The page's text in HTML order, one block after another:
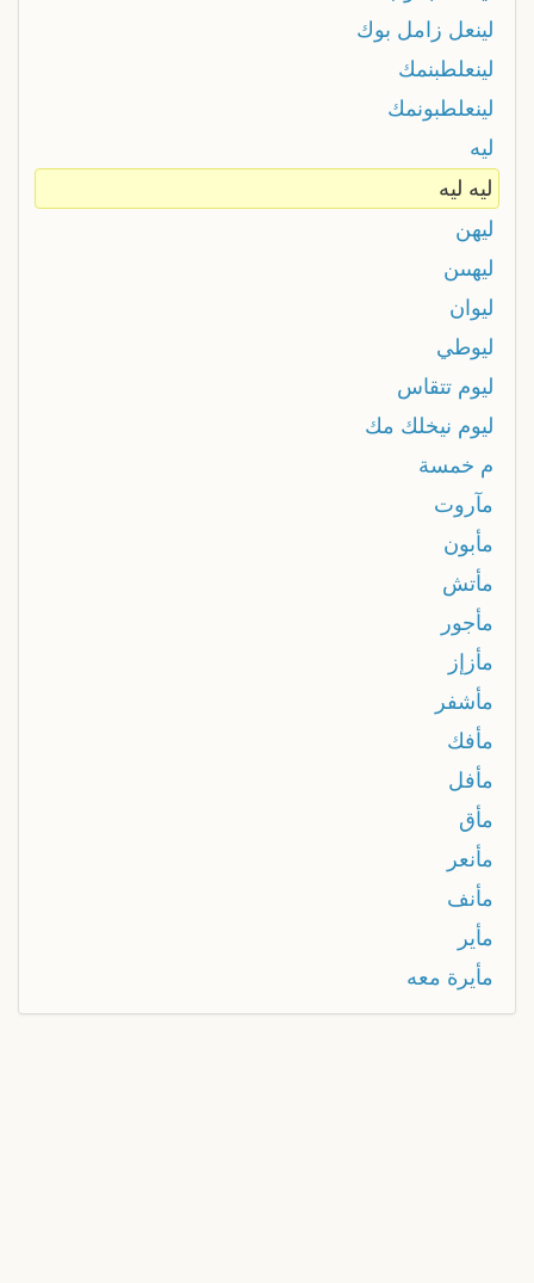
لينعل زامل بوك
لينعلطبنمك
لينعلطبونمك
ليه
ليه ليه
ليهن
ليهںںن
ليوان
ليوطي
ليوم تتقاس
ليوم نيخلك مك
م خمسة
مآروت
مأبون
مأتش
مأجور
مأزإز
مأشفر
مأفك
مأفل
مأق
مأنعر
مأنف
مأير
مأيرة معه